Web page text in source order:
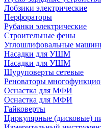
Лобзики электрические
Перфораторы
Рубанки электрические
Строительные фены
Углошлифовальные
Насадки для УШМ
Насадки для УШМ
Шуруповерты сетевые
Реноваторы
Оснастка для МФИ
Оснастка для МФИ
Гайковерты
Циркулярные (дисковые)